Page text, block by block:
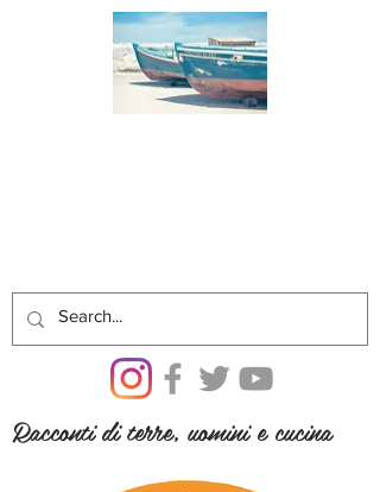
Racconti di terre, uomini e cucina